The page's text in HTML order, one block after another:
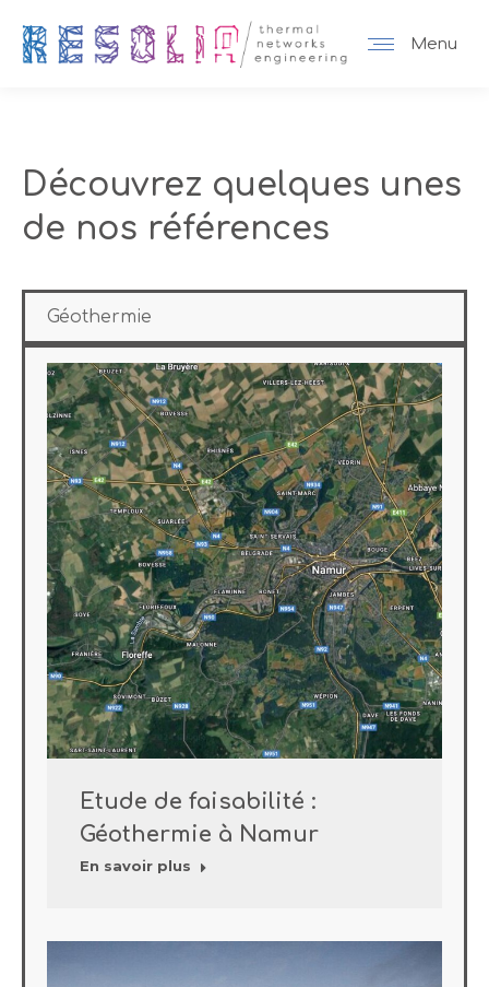
Menu
Découvrez quelques unes
de nos références
Géothermie
Etude de faisabilité :
Géothermie à Namur
En savoir plus